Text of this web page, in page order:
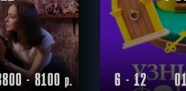
- 8100р. 6 - 12